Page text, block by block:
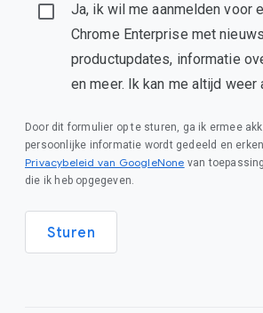
Ja, ik wil me aanmelden voor
Chrome Enterprise met
productupdates, informatie
en meer. Ik kan me altijd weer
Door dit formulier op te sturen, ga ik ermee
persoonlijke informatie wordt gedeeld en
Privacybeleid van GoogleNone van
die ik heb opgegeven.
Sturen